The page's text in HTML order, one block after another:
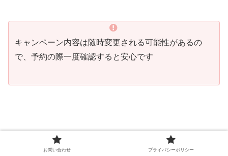
キャンペーン内容は随時変更される可能性があるの
で、予約の際一度確認すると安心です
お問い合わせ プライバシーポリシー